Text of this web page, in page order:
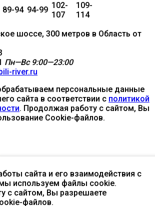
89-94 94-99 102-
107
109-
114
шоссе, 300 метров в Область от
Пн—Вс 9:00—23:00
river.ru
персональные данные
сайта в соответствии с политикой
. Продолжая работу с сайтом, Вы
Cookie-файлов.
сайта и его взаимодействия с
используем файлы cookie.
с сайтом, Вы разрешаете
файлов.